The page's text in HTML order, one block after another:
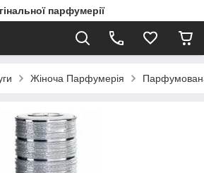
парфумерії
Жіноча Парфумерія